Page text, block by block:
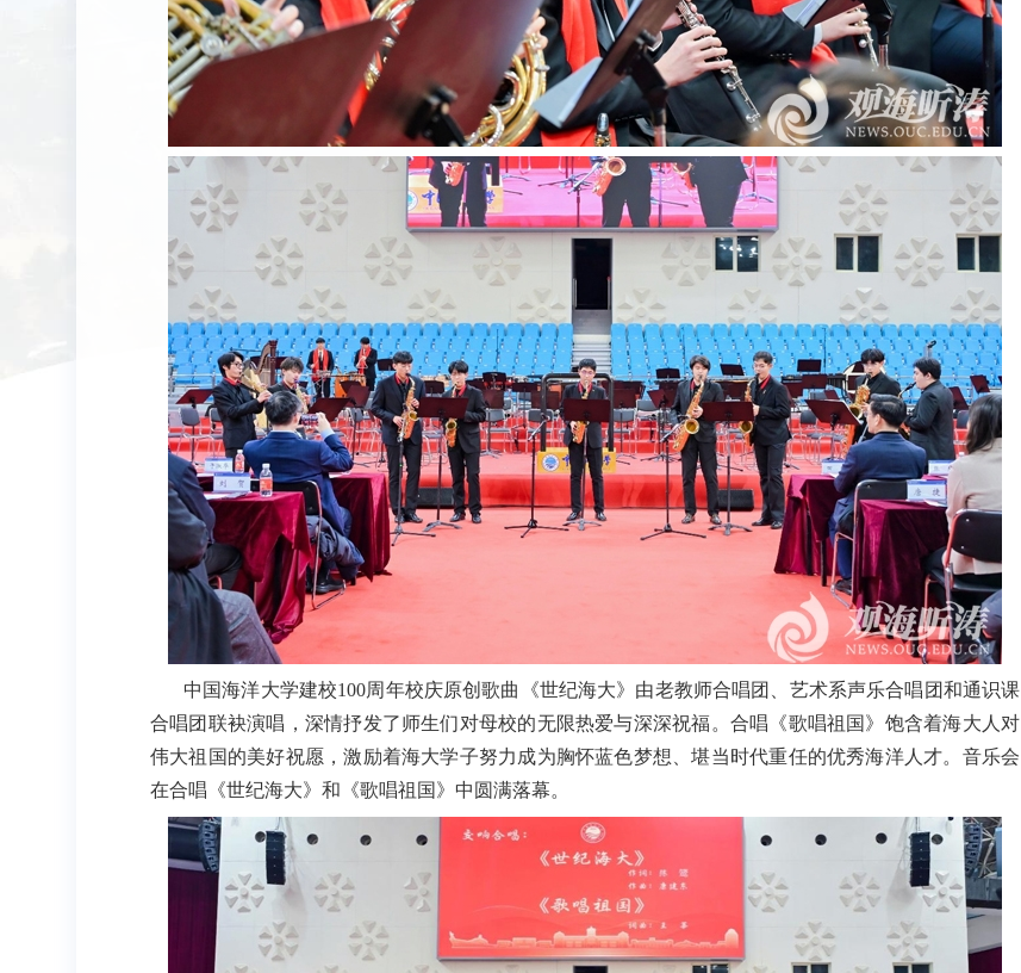
中国海洋大学建校100周年校庆原创歌曲《世纪海大》由老教师合唱团、艺术系声乐合唱团和通识课
合唱团联袂演唱，深情抒发了师生们对母校的无限热爱与深深祝福。合唱《歌唱祖国》饱含着海大人对
伟大祖国的美好祝愿，激励着海大学子努力成为胸怀蓝色梦想、堪当时代重任的优秀海洋人才。音乐会
在合唱《世纪海大》和《歌唱祖国》中圆满落幕。